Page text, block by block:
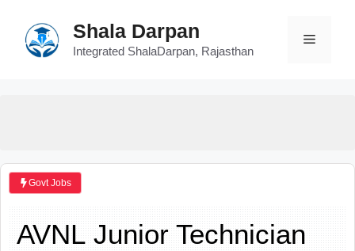
content
Shala Darpan
Integrated ShalaDarpan, Rajasthan
Menu
Govt Jobs
AVNL Junior Technician